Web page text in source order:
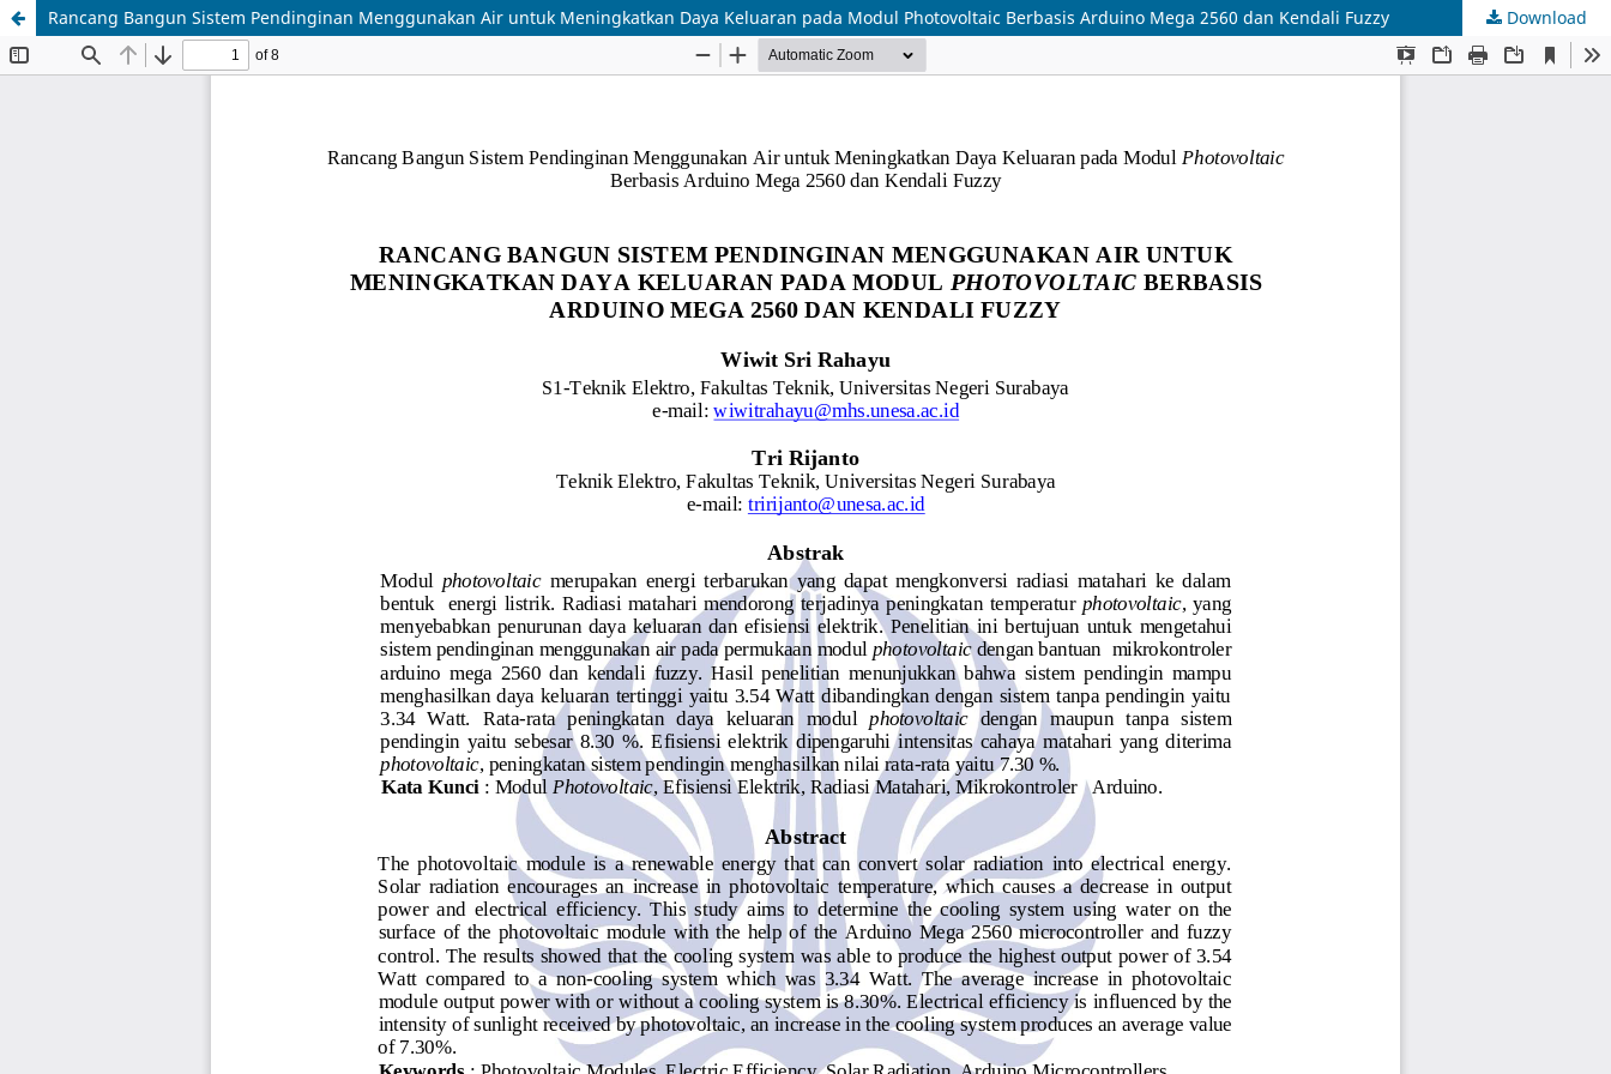
Rancang Bangun Sistem Pendinginan Menggunakan Air untuk Meningkatkan Daya Keluaran pada Modul Photovoltaic Berbasis Arduino Mega 2560 dan Kendali Fuzzy Download